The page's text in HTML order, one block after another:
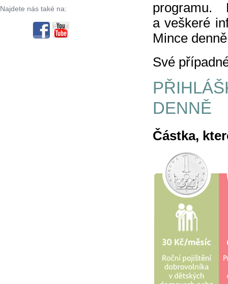
Najdete nás také na:
programu.
a veškeré
Mince
Své
DENNĚ
Částka,